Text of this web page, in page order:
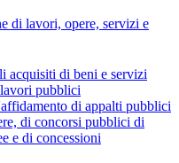
di lavori, opere, servizi e
acquisiti di beni e servizi
pubblici
di appalti pubblici
di concorsi pubblici di
e di concessioni